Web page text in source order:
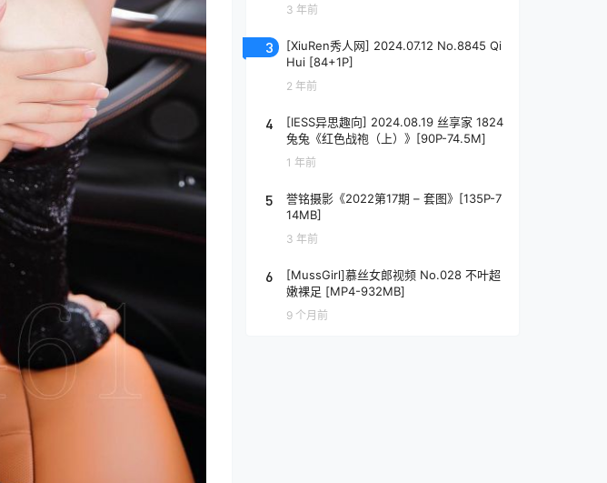
3 年前
3
[XiuRen秀人网] 2024.07.12 No.8845 Qi
Hui [84+1P]
2 年前
4
[IESS异思趣向] 2024.08.19 丝享家 1824
兔兔《红色战袍（上）》[90P-74.5M]
1 年前
5
誉铭摄影《2022第17期 – 套图》[135P-7
14MB]
3 年前
6
[MussGirl]慕丝女郎视频 No.028 不叶超
嫩裸足 [MP4-932MB]
9 个月前